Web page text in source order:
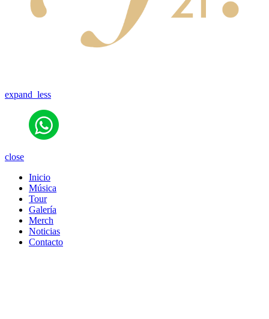
expand_less
close
Inicio
Música
Tour
Galería
Merch
Noticias
Contacto